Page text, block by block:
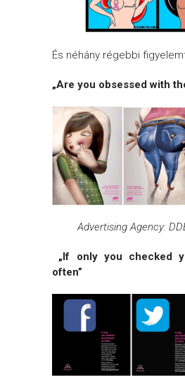
És néhány régebbi
„Are you obsessed with
Advertising Agency:
„If only you checked
often”